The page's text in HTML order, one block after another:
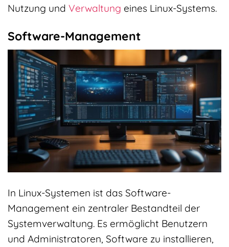
Nutzung und Verwaltung eines Linux-Systems.
Software-Management
In Linux-Systemen ist das Software-
Management ein zentraler Bestandteil der
Systemverwaltung. Es ermöglicht Benutzern
und Administratoren, Software zu installieren,